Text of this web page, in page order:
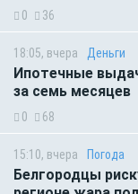
0 36
18:05, вчера Деньги
Ипотечные
за семь месяцев
0 68
15:10, вчера Погода
Белгородцы